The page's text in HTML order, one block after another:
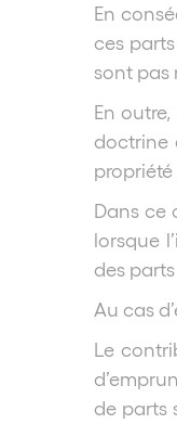
En
ces
sont pas
En
doctrine
propriété
Dans ce
lorsque
des
Au cas
Le
de parts